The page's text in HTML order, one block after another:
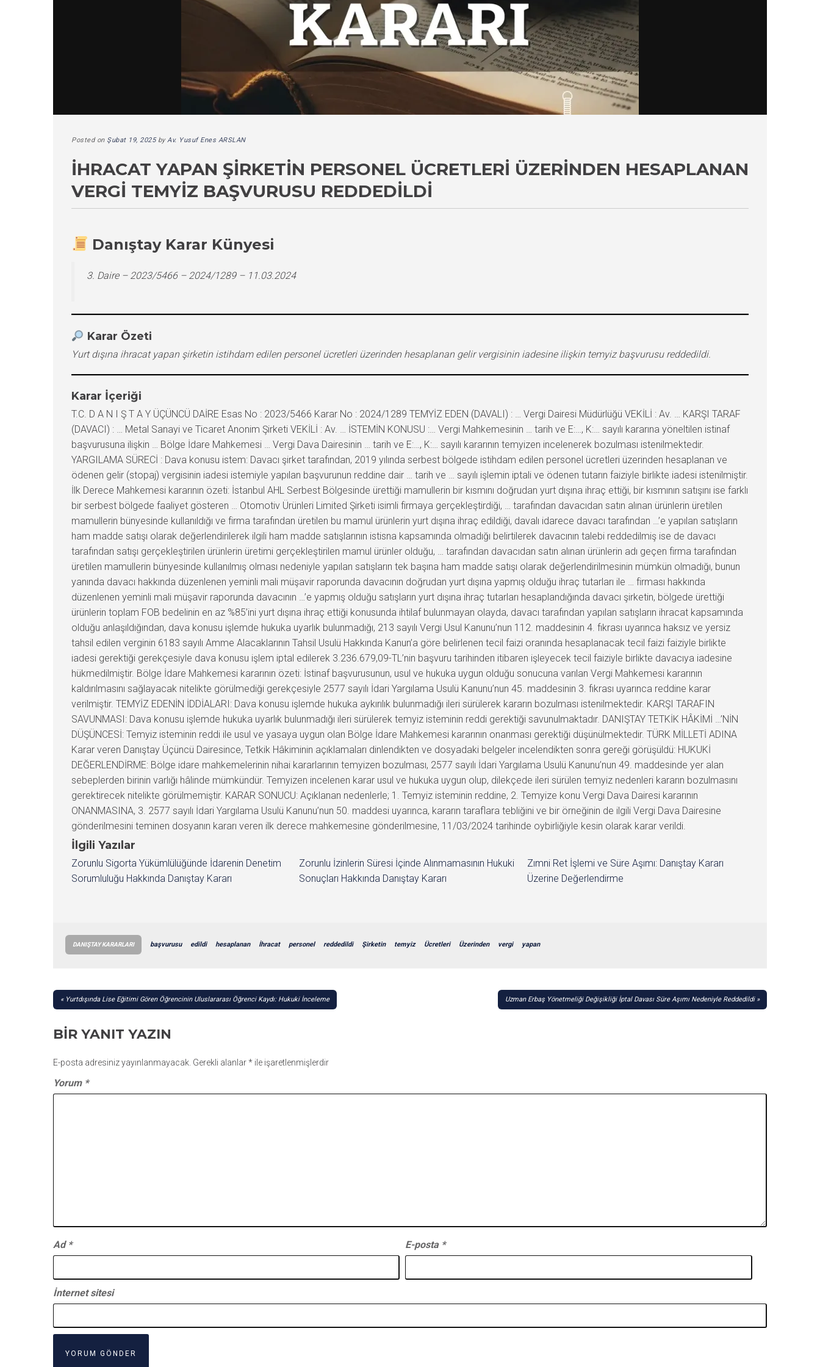
Posted on Şubat 19, 2025byAv. Yusuf Enes ARSLAN
İHRACAT YAPAN ŞIRKETIN PERSONEL ÜCRETLERI ÜZERINDEN HESAPLANAN
VERGI TEMYIZ BAŞVURUSU REDDEDILDI
Danıştay Karar Künyesi
3. Daire – 2023/5466 – 2024/1289 – 11.03.2024
Karar Özeti
Yurt dışına ihracat yapan şirketin istihdam edilen personel ücretleri üzerinden hesaplanan gelir vergisinin iadesine ilişkin temyiz başvurusu reddedildi.
Karar İçeriği
T.C. D A N I Ş T A Y ÜÇÜNCÜ DAİRE Esas No : 2023/5466 Karar No : 2024/1289 TEMYİZ EDEN (DAVALI) : … Vergi Dairesi Müdürlüğü VEKİLİ : Av. … KARŞI TARAF
(DAVACI) : … Metal Sanayi ve Ticaret Anonim Şirketi VEKİLİ : Av. … İSTEMİN KONUSU :… Vergi Mahkemesinin … tarih ve E:…, K:… sayılı kararına yöneltilen istinaf
başvurusuna ilişkin … Bölge İdare Mahkemesi … Vergi Dava Dairesinin … tarih ve E:…, K:… sayılı kararının temyizen incelenerek bozulması istenilmektedir.
YARGILAMA SÜRECİ : Dava konusu istem: Davacı şirket tarafından, 2019 yılında serbest bölgede istihdam edilen personel ücretleri üzerinden hesaplanan ve
ödenen gelir (stopaj) vergisinin iadesi istemiyle yapılan başvurunun reddine dair … tarih ve … sayılı işlemin iptali ve ödenen tutarın faiziyle birlikte iadesi istenilmiştir.
İlk Derece Mahkemesi kararının özeti: İstanbul AHL Serbest Bölgesinde ürettiği mamullerin bir kısmını doğrudan yurt dışına ihraç ettiği, bir kısmının satışını ise farklı
bir serbest bölgede faaliyet gösteren … Otomotiv Ürünleri Limited Şirketi isimli firmaya gerçekleştirdiği, … tarafından davacıdan satın alınan ürünlerin üretilen
mamullerin bünyesinde kullanıldığı ve firma tarafından üretilen bu mamul ürünlerin yurt dışına ihraç edildiği, davalı idarece davacı tarafından …’e yapılan satışların
ham madde satışı olarak değerlendirilerek ilgili ham madde satışlarının istisna kapsamında olmadığı belirtilerek davacının talebi reddedilmiş ise de davacı
tarafından satışı gerçekleştirilen ürünlerin üretimi gerçekleştirilen mamul ürünler olduğu, … tarafından davacıdan satın alınan ürünlerin adı geçen firma tarafından
üretilen mamullerin bünyesinde kullanılmış olması nedeniyle yapılan satışların tek başına ham madde satışı olarak değerlendirilmesinin mümkün olmadığı, bunun
yanında davacı hakkında düzenlenen yeminli mali müşavir raporunda davacının doğrudan yurt dışına yapmış olduğu ihraç tutarları ile … firması hakkında
düzenlenen yeminli mali müşavir raporunda davacının …’e yapmış olduğu satışların yurt dışına ihraç tutarları hesaplandığında davacı şirketin, bölgede ürettiği
ürünlerin toplam FOB bedelinin en az %85’ini yurt dışına ihraç ettiği konusunda ihtilaf bulunmayan olayda, davacı tarafından yapılan satışların ihracat kapsamında
olduğu anlaşıldığından, dava konusu işlemde hukuka uyarlık bulunmadığı, 213 sayılı Vergi Usul Kanunu’nun 112. maddesinin 4. fıkrası uyarınca haksız ve yersiz
tahsil edilen verginin 6183 sayılı Amme Alacaklarının Tahsil Usulü Hakkında Kanun’a göre belirlenen tecil faizi oranında hesaplanacak tecil faizi faiziyle birlikte
iadesi gerektiği gerekçesiyle dava konusu işlem iptal edilerek 3.236.679,09-TL’nin başvuru tarihinden itibaren işleyecek tecil faiziyle birlikte davacıya iadesine
hükmedilmiştir. Bölge İdare Mahkemesi kararının özeti: İstinaf başvurusunun, usul ve hukuka uygun olduğu sonucuna varılan Vergi Mahkemesi kararının
kaldırılmasını sağlayacak nitelikte görülmediği gerekçesiyle 2577 sayılı İdari Yargılama Usulü Kanunu’nun 45. maddesinin 3. fıkrası uyarınca reddine karar
verilmiştir. TEMYİZ EDENİN İDDİALARI: Dava konusu işlemde hukuka aykırılık bulunmadığı ileri sürülerek kararın bozulması istenilmektedir. KARŞI TARAFIN
SAVUNMASI: Dava konusu işlemde hukuka uyarlık bulunmadığı ileri sürülerek temyiz isteminin reddi gerektiği savunulmaktadır. DANIŞTAY TETKİK HÂKİMİ …’NİN
DÜŞÜNCESİ: Temyiz isteminin reddi ile usul ve yasaya uygun olan Bölge İdare Mahkemesi kararının onanması gerektiği düşünülmektedir. TÜRK MİLLETİ ADINA
Karar veren Danıştay Üçüncü Dairesince, Tetkik Hâkiminin açıklamaları dinlendikten ve dosyadaki belgeler incelendikten sonra gereği görüşüldü: HUKUKİ
DEĞERLENDİRME: Bölge idare mahkemelerinin nihai kararlarının temyizen bozulması, 2577 sayılı İdari Yargılama Usulü Kanunu’nun 49. maddesinde yer alan
sebeplerden birinin varlığı hâlinde mümkündür. Temyizen incelenen karar usul ve hukuka uygun olup, dilekçede ileri sürülen temyiz nedenleri kararın bozulmasını
gerektirecek nitelikte görülmemiştir. KARAR SONUCU: Açıklanan nedenlerle; 1. Temyiz isteminin reddine, 2. Temyize konu Vergi Dava Dairesi kararının
ONANMASINA, 3. 2577 sayılı İdari Yargılama Usulü Kanunu’nun 50. maddesi uyarınca, kararın taraflara tebliğini ve bir örneğinin de ilgili Vergi Dava Dairesine
gönderilmesini teminen dosyanın kararı veren ilk derece mahkemesine gönderilmesine, 11/03/2024 tarihinde oybirliğiyle kesin olarak karar verildi.
İlgili Yazılar
Zorunlu Sigorta Yükümlülüğünde İdarenin Denetim
Sorumluluğu Hakkında Danıştay Kararı
Zorunlu İzinlerin Süresi İçinde Alınmamasının Hukuki
Sonuçları Hakkında Danıştay Kararı
Zımni Ret İşlemi ve Süre Aşımı: Danıştay Kararı
Üzerine Değerlendirme
DANIŞTAY KARARLARI başvurusu edildi hesaplanan İhracat personel reddedildi Şirketin temyiz Ücretleri Üzerinden vergi yapan
YAZI
Yurtdışında Lise Eğitimi Gören Öğrencinin Uluslararası Öğrenci Kaydı: Hukuki İnceleme Uzman Erbaş Yönetmeliği Değişikliği İptal Davası Süre Aşımı Nedeniyle Reddedildi
BIR YANIT YAZIN
E-posta adresiniz yayınlanmayacak. Gerekli alanlar* ile işaretlenmişlerdir
Yorum *
Ad * E-posta *
İnternet sitesi